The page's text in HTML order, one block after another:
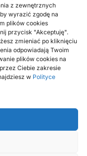
z zewnętrznych
wyrazić zgodę na
plików cookies
przycisk "Akceptuję".
zmieniać po kliknięciu
odpowiadają Twoim
plików cookies na
Ciebie zakresie
w Polityce
tanich polis
oraz